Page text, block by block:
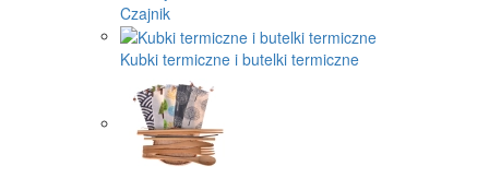
Czajnik
Kubki termiczne i butelki termiczne